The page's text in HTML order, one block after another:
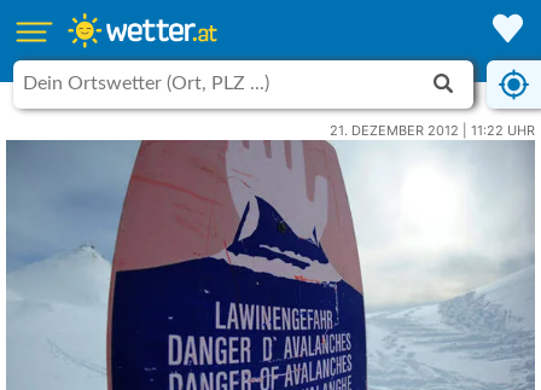
21. DEZEMBER 2012 | 11:22 UHR